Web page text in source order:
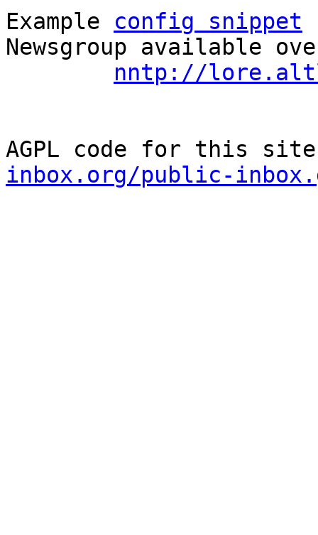
Example config snippet
Newsgroup available
nntp://
AGPL code for this
inbox.org/public-